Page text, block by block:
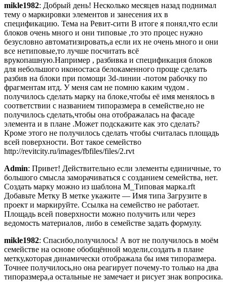
mikle1982: Добрый день! Несколько месяцев назад поднимал
тему о маркировки элементов и занесения их в
спецификацию. Тема на Ревит-сити В итоге я понял,что если
блоков очень много и они типовые ,то это процес нужно
безусловно автоматизировать,а если их не очень много и они
все нетиповые,то лучше посчитать всё
врукопашную.Например , разбивка и спецификация блоков
для небольшого иконостаса белокаменного проще сделать
разбив на блоки при помощи 3d-линии -потом рабочку по
фрагментам итд. У меня сам не помню каким чудом .
получилось сделать марку на блоке,чтобы её имя менялось в
соответствии с названием типоразмера в семействе,но не
получилось сделать,чтобы она отображалась на фасаде
элемента и в плане .Может подскажите как это сделать?
Кроме этого не получилось сделать чтобы считалась площадь
всей поверхности. Вот такое семейство
http://revitcity.ru/images/fbfiles/files/2.rvt
Admin: Привет! Действительно если элементы единичные, то
большого смысла заморачиваться с созданием семейства, нет.
Создать марку можно из шаблона M_Типовая марка.rft
Добавьте Метку В метке укажите — Имя типа Загрузите в
проект и маркируйте. Ссылка на семейство не работает.
Площадь всей поверхности можно получить или через
ведомость материалов, либо в семействе задать формулу.
mikle1982: Спасибо,получилось! А вот не получилось в моём
семействе на основе обобщённой модели,создать в плане
метку,которая динамически отображала бы имя типоразмера.
Точнее получилось,но она реагирует почему-то только на два
типоразмера,а остальные не замечает и рисует знак вопросика.